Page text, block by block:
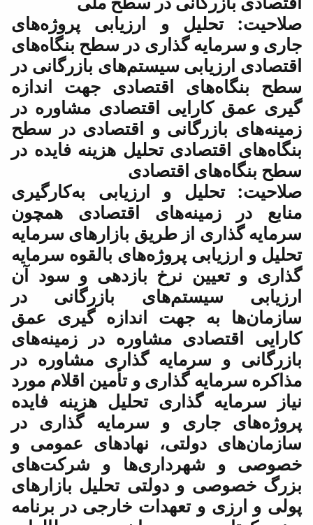
پروژه‌های
در سطح بنگاه‌های
بازرگانی در
جهت اندازه
اقتصادی مشاوره در
و اقتصادی در سطح
تحلیل هزینه فایده در
به‌کارگیری
اقتصادی همچون
بازارهای سرمایه
بالقوه سرمایه
بازدهی و سود آن
بازرگانی در
اندازه گیری عمق
در زمینه‌های
گذاری مشاوره در
و تأمین اقلام مورد
تحلیل هزینه فایده
سرمایه گذاری در
نهادهای عمومی و
و شرکت‌های
تحلیل بازارهای
خارجی در برنامه